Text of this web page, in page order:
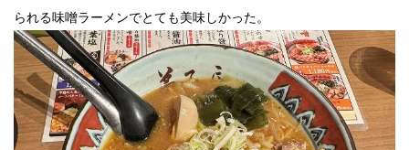
られる味噌ラーメンでとても美味しかった。